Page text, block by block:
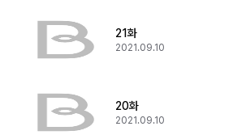
21화
2021.09.10
20화
2021.09.10